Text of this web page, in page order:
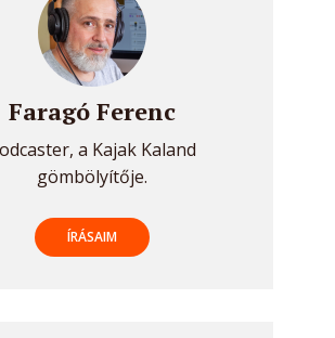
Faragó Ferenc
a Kajak Kaland
gömbölyítője.
ÍRÁSAIM